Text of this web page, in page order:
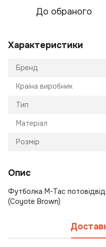
До обраного
Характеристики
Бренд
Країна виробник
Тип
Матеріал
Розмір
Опис
Футболка M-Tac
(Coyote Brown)